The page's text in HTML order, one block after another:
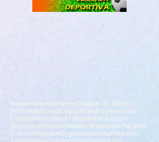
Nacionales Gobierno Ciudad de México
Política Estados LegislativoEmpresarial
Ciencia Alcaldías El MundoEducación
OrganismosSaludMedio AmbienteTurismo
CulturaOpiniónOrganizacionesForestal